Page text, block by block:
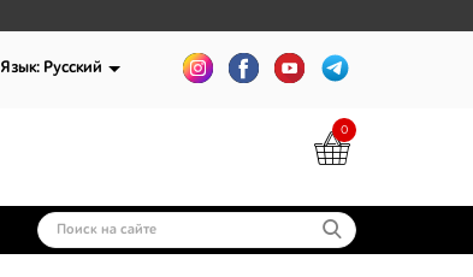
0
Язык: Русский